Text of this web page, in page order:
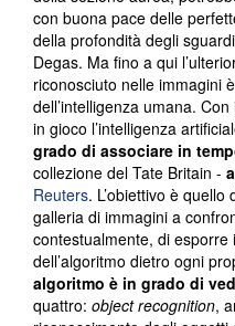
con buona pace delle
della profondità degli
Degas. Ma fino a qui
riconosciuto nelle immagini
dell’intelligenza umana.
in gioco l’intelligenza
grado di associare in
collezione del Tate Britain -
Reuters. L’obiettivo è
galleria di immagini a
contestualmente, di
dell’algoritmo dietro ogni
algoritmo è in grado di
quattro: object recognition,